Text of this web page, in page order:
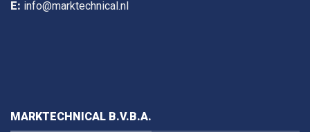
E: info@marktechnical.nl
MARKTECHNICAL B.V.B.A.